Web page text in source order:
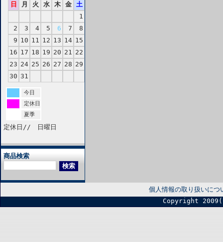
日
月 火 水 木 金
土
1
2
3 4 5 6 7
8
9 10 11 12 13 14 15
16 17 18 19 20 21 22
23 24 25 26 27 28 29
30 31
今日
定休日
夏季
定休日// 日曜日
商品検索
個人情報の取り扱いにつ
Copyright